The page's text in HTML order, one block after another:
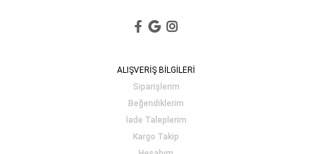
ALIŞVERİŞ BİLGİLERİ
Siparişlerim
Beğendiklerim
İade Taleplerim
Kargo Takip